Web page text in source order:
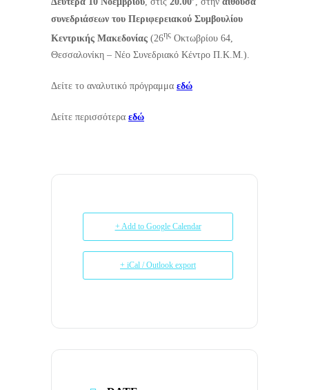
συνεδριάσεων του Περιφερειακού Συμβουλίου
Κεντρικής Μακεδονίας (26ης Οκτωβρίου 64,
Θεσσαλονίκη – Νέο Συνεδριακό Κέντρο Π.Κ.Μ.).
Δείτε το αναλυτικό πρόγραμμα εδώ
Δείτε περισσότερα εδώ
+ Add to Google Calendar
+ iCal / Outlook export